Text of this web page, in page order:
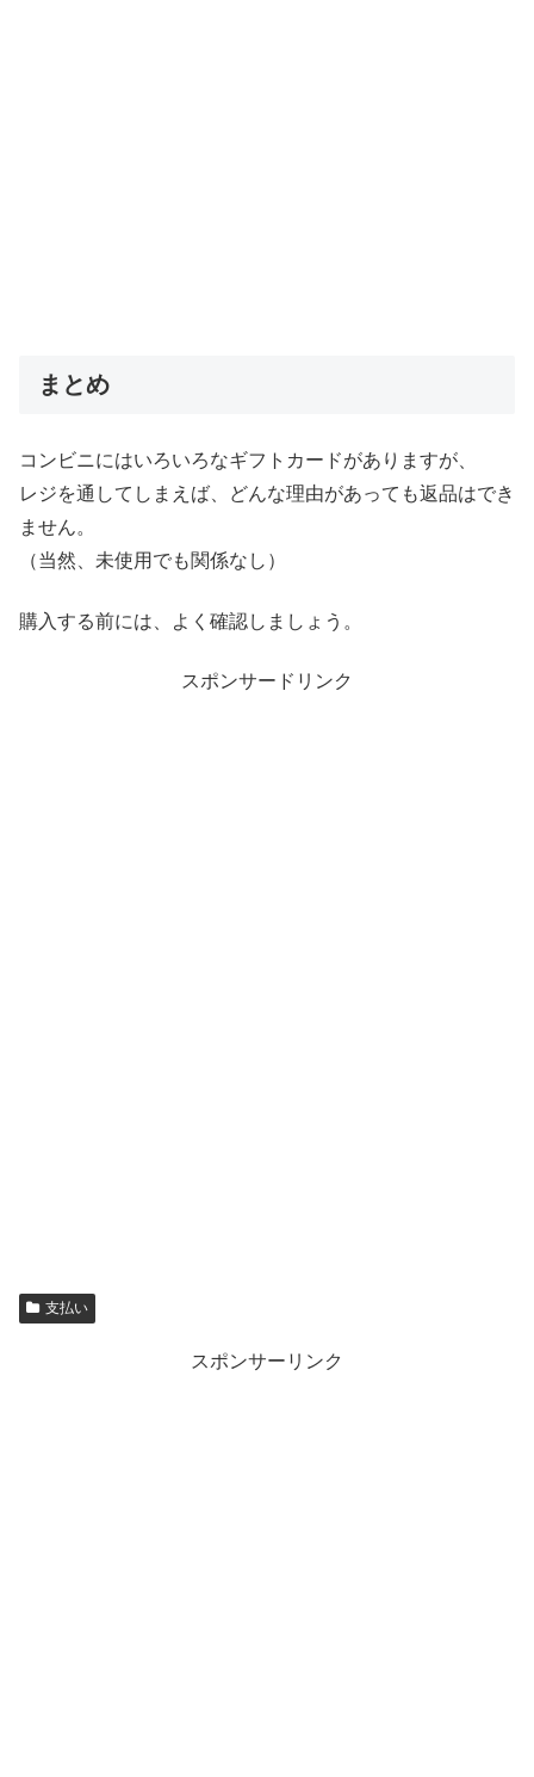
まとめ
コンビニにはいろいろなギフトカードがありますが、
レジを通してしまえば、どんな理由があっても返品はでき
ません。
（当然、未使用でも関係なし）
購入する前には、よく確認しましょう。
スポンサードリンク
支払い
スポンサーリンク